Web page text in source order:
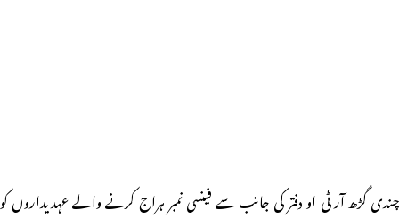
چندی گڑھ آر ٹی او دفتر کی جانب سے فینسی نمبر ہراج کرنے والے عہدیداروں کو